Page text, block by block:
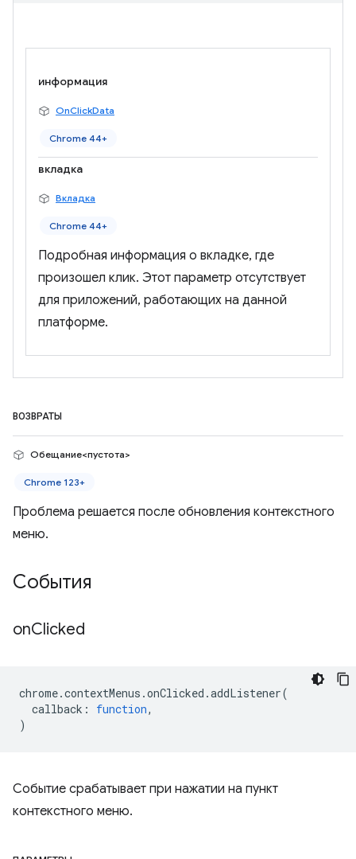
информация
OnClickData
Chrome 44+
вкладка
Вкладка
Chrome 44+
Подробная информация о вкладке, где
произошел клик. Этот параметр отсутствует
для приложений, работающих на данной
платформе.
ВОЗВРАТЫ
Обещание<пустота>
Chrome 123+
Проблема решается после обновления контекстного
меню.
События
onClicked
chrome.contextMenus .onClicked .addListener(
callback : function,
)
Событие срабатывает при нажатии на пункт
контекстного меню.